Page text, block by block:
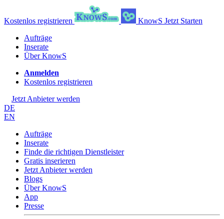
Kostenlos registrieren KnowS Jetzt Starten
Aufträge
Inserate
Über KnowS
Anmelden
Kostenlos registrieren
Jetzt Anbieter werden
DE
EN
Aufträge
Inserate
Finde die richtigen Dienstleister
Gratis inserieren
Jetzt Anbieter werden
Blogs
Über KnowS
App
Presse